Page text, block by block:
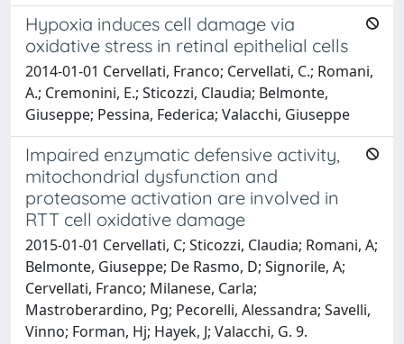
Hypoxia induces cell damage via
oxidative stress in retinal epithelial cells
2014-01-01 Cervellati, Franco; Cervellati, C.; Romani,
A.; Cremonini, E.; Sticozzi, Claudia; Belmonte,
Giuseppe; Pessina, Federica; Valacchi, Giuseppe
Impaired enzymatic defensive activity,
mitochondrial dysfunction and
proteasome activation are involved in
RTT cell oxidative damage
2015-01-01 Cervellati, C; Sticozzi, Claudia; Romani, A;
Belmonte, Giuseppe; De Rasmo, D; Signorile, A;
Cervellati, Franco; Milanese, Carla;
Mastroberardino, Pg; Pecorelli, Alessandra; Savelli,
Vinno; Forman, Hj; Hayek, J; Valacchi, G. 9.